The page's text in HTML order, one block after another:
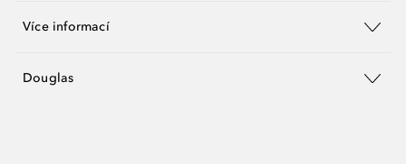
Více informací
Douglas